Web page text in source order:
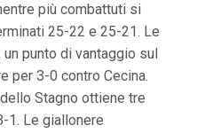
più combattuti si
25-22 e 25-21. Le
punto di vantaggio sul
per 3-0 contro Cecina.
Stagno ottiene tre
1. Le giallonere